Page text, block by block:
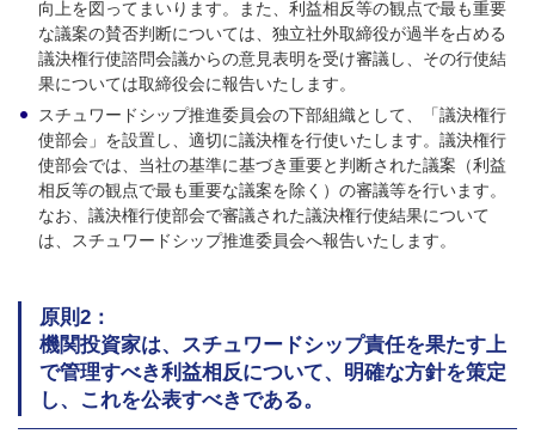
向上を図ってまいります。また、利益相反等の観点で最も重要
な議案の賛否判断については、独立社外取締役が過半を占める
議決権行使諮問会議からの意見表明を受け審議し、その行使結
果については取締役会に報告いたします。
スチュワードシップ推進委員会の下部組織として、「議決権行
使部会」を設置し、適切に議決権を行使いたします。議決権行
使部会では、当社の基準に基づき重要と判断された議案（利益
相反等の観点で最も重要な議案を除く）の審議等を行います。
なお、議決権行使部会で審議された議決権行使結果について
は、スチュワードシップ推進委員会へ報告いたします。
原則2：
機関投資家は、スチュワードシップ責任を果たす上
で管理すべき利益相反について、明確な方針を策定
し、これを公表すべきである。